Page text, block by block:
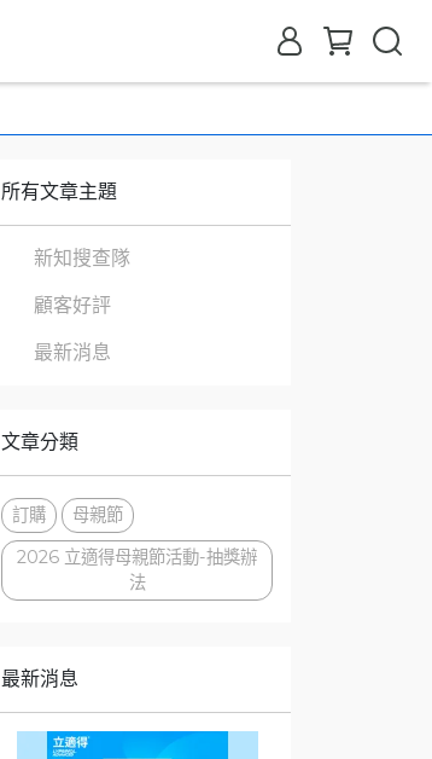
所有文章主題
新知搜查隊
顧客好評
最新消息
文章分類
訂購
母親節
2026 立適得母親節活動-抽獎辦
法
最新消息